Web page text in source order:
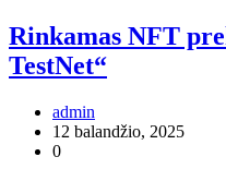
Rinkamas NFT
TestNet“
admin
12 balandžio, 2025
0